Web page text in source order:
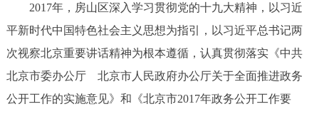
参与调查 在线访谈 图说互动
北京概况 十六区概览 人文北京
2017年，房山区深入学习贯彻党的十九大精神，以习近
平新时代中国特色社会主义思想为指引，以习近平总书记两
次视察北京重要讲话精神为根本遵循，认真贯彻落实《中共
北京市委办公厅 北京市人民政府办公厅关于全面推进政务
公开工作的实施意见》和《北京市2017年政务公开工作要